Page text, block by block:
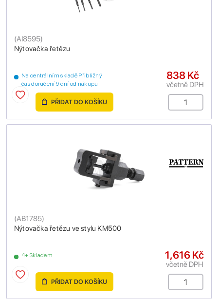
Nýtovačka řetězu
(AI8595)
Na centrálním skladě Přibližný
čas doručení 9 dní od nákupu
838 Kč
včetně DPH
PŘIDAT DO KOŠÍKU
Nýtovačka řetězu ve stylu KM500
(AB1785)
4+ Skladem 1,616 Kč
včetně DPH
PŘIDAT DO KOŠÍKU